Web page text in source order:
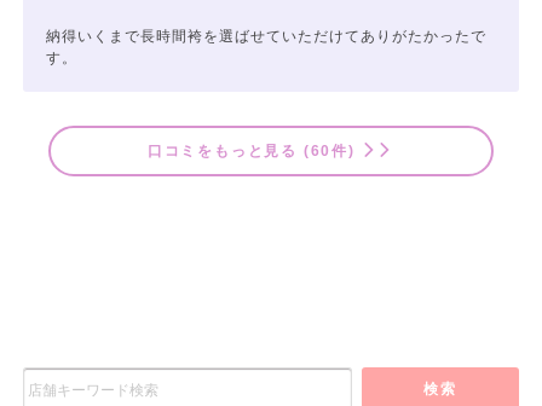
納得いくまで長時間袴を選ばせていただけてありがたかったで
す。
口コミをもっと見る (60件)
検索